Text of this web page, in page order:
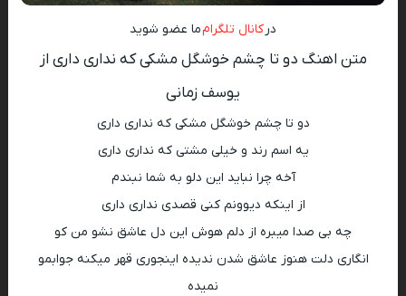
در کانال تلگرامما عضو شوید
متن اهنگ دو تا چشم خوشگل مشکی که نداری داری از
یوسف زمانی
دو تا چشم خوشگل مشکی که نداری داری
یه اسم رند و خیلی مشتی که نداری داری
آخه چرا نباید این دلو به شما نبندم
از اینکه دیوونم کنی قصدی نداری داری
چه بی صدا میبره از دلم هوش این دل عاشق نشو من کو
انگاری دلت هنوز عاشق شدن ندیده اینجوری قهر میکنه جوابمو
نمیده